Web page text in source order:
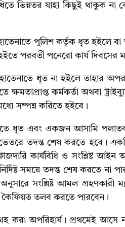
ভিন্নতর যাহা কিছুই থাকুক
পুলিশ কর্তৃক ধৃত হইলে
পরবর্তী পনেরো কার্য দিবসের
ধৃত না হইলে তাহার অপরাধ
ক্ষমতাপ্রাপ্ত কর্মকর্তা অথবা
সম্পন্ন করিতে হইবে।
ধৃত এবং একজন আসামি
তদন্ত শেষ করতে হবে।
কার্যবিধি ও সংশ্লিষ্ট আইন
সময়ে তদন্ত শেষ করতে না
সংশ্লিষ্ট আমল গ্রহণকারী
কৈফিয়ত তলব করতে পারবেন।
করা অপরিহার্য। প্রথমেই